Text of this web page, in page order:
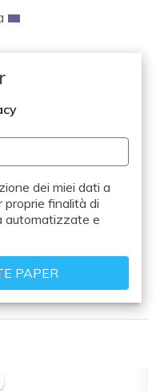
dei miei dati a
finalità di
automatizzate e